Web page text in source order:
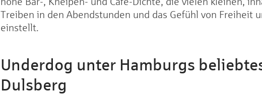
Treiben in den Abendstunden und das Gefühl von Freiheit
einstellt.
Underdog unter Hamburgs
Dulsberg